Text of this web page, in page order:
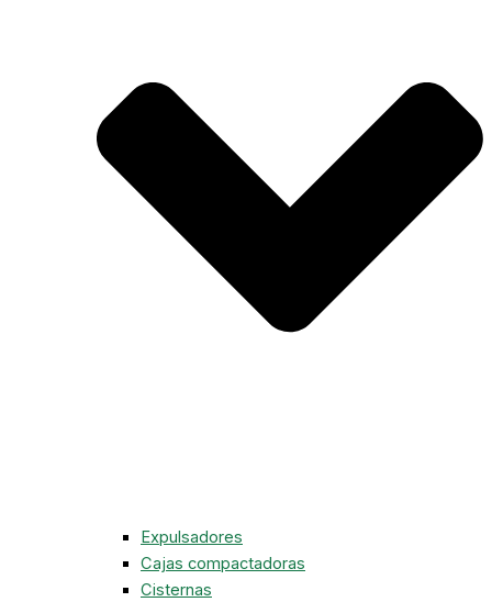
Expulsadores
Cajas compactadoras
Cisternas